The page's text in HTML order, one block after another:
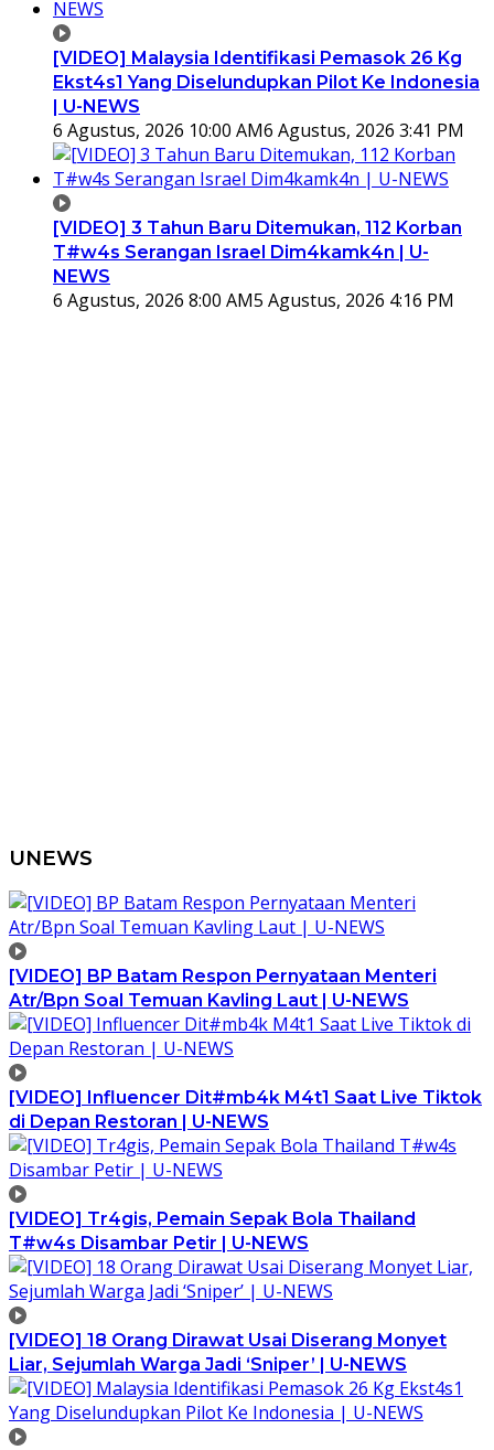
[VIDEO] Malaysia Identifikasi Pemasok 26 Kg
Ekst4s1 Yang Diselundupkan Pilot Ke Indonesia
| U-NEWS
6 Agustus, 2026 10:00 AM6 Agustus, 2026 3:41 PM
[VIDEO] 3 Tahun Baru Ditemukan, 112 Korban
T#w4s Serangan Israel Dim4kamk4n | U-
NEWS
6 Agustus, 2026 8:00 AM5 Agustus, 2026 4:16 PM
UNEWS
[VIDEO] BP Batam Respon Pernyataan Menteri
Atr/Bpn Soal Temuan Kavling Laut | U-NEWS
[VIDEO] Influencer Dit#mb4k M4t1 Saat Live Tiktok
di Depan Restoran | U-NEWS
[VIDEO] Tr4gis, Pemain Sepak Bola Thailand
T#w4s Disambar Petir | U-NEWS
[VIDEO] 18 Orang Dirawat Usai Diserang Monyet
Liar, Sejumlah Warga Jadi ‘Sniper’ | U-NEWS